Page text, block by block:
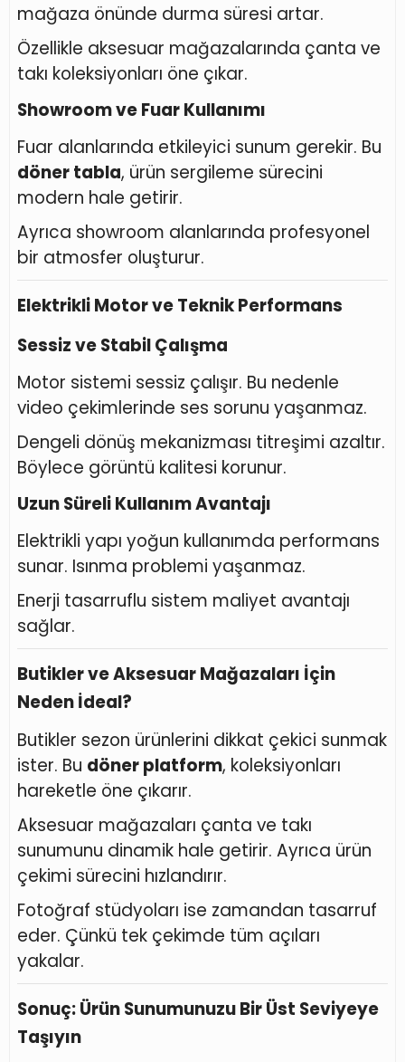
mağaza önünde durma süresi artar.
Özellikle aksesuar mağazalarında çanta ve
takı koleksiyonları öne çıkar.
Showroom ve Fuar Kullanımı
Fuar alanlarında etkileyici sunum gerekir. Bu
döner tabla, ürün sergileme sürecini
modern hale getirir.
Ayrıca showroom alanlarında profesyonel
bir atmosfer oluşturur.
Elektrikli Motor ve Teknik Performans
Sessiz ve Stabil Çalışma
Motor sistemi sessiz çalışır. Bu nedenle
video çekimlerinde ses sorunu yaşanmaz.
Dengeli dönüş mekanizması titreşimi azaltır.
Böylece görüntü kalitesi korunur.
Uzun Süreli Kullanım Avantajı
Elektrikli yapı yoğun kullanımda performans
sunar. Isınma problemi yaşanmaz.
Enerji tasarruflu sistem maliyet avantajı
sağlar.
Butikler ve Aksesuar Mağazaları İçin
Neden İdeal?
Butikler sezon ürünlerini dikkat çekici sunmak
ister. Bu döner platform, koleksiyonları
hareketle öne çıkarır.
Aksesuar mağazaları çanta ve takı
sunumunu dinamik hale getirir. Ayrıca ürün
çekimi sürecini hızlandırır.
Fotoğraf stüdyoları ise zamandan tasarruf
eder. Çünkü tek çekimde tüm açıları
yakalar.
Sonuç: Ürün Sunumunuzu Bir Üst Seviyeye
Taşıyın